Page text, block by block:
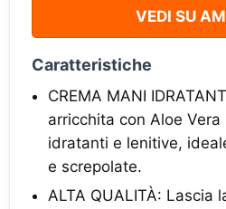
VEDI SU
Caratteristiche
CREMA MANI
arricchita con Aloe
idratanti e lenitive,
e screpolate.
ALTA QUALITÀ: Lascia